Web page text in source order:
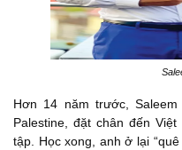
Hơn 14 năm trước,
Palestine, đặt chân đến
tập. Học xong, anh ở lại